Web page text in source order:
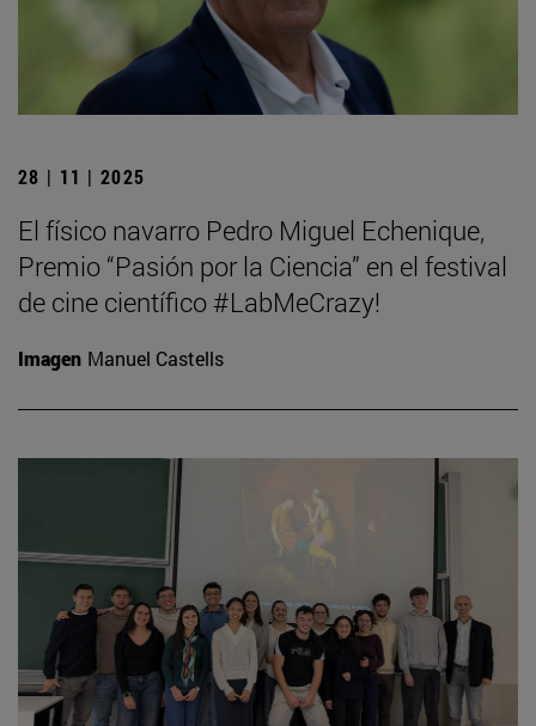
28 | 11 | 2025
El físico navarro Pedro Miguel Echenique,
Premio “Pasión por la Ciencia” en el festival
de cine científico #LabMeCrazy!
Imagen Manuel Castells